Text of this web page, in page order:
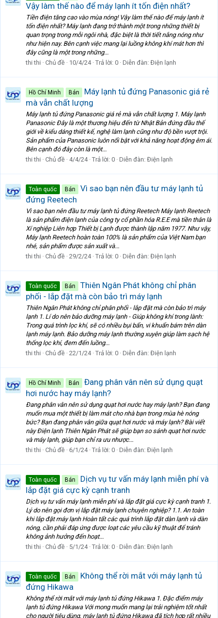
Vậy làm thế nào để máy lạnh ít tốn điện nhất?
Tiền điện tăng cao vào mùa nóng! Vậy làm thế nào để máy lạnh ít
tốn điện nhất? Máy lạnh đang trở thành một trong những thiết bị
quan trọng trong mỗi ngôi nhà, đặc biệt là thời tiết nắng nóng như
như hiện nay. Bên cạnh việc mang lại luồng không khí mát hơn thì
đây cũng là một trong những...
thi thi
Chủ đề 10/4/24 Trả lời: 0 Diễn đàn: Điện lạnh
Hồ Chí Minh Bán
Máy lạnh tủ đứng Panasonic giá rẻ
mà vẫn chất lượng
Máy lạnh tủ đứng Panasonic giá rẻ mà vẫn chất lượng 1. Máy lạnh
Panasonic Đây là một thương hiệu đến từ Nhật Bản đứng đầu thế
giới về kiểu dáng thiết kế, nghệ làm lạnh cũng như độ bền vượt trội.
Sản phẩm của Panasonic luôn nổi bật với khả năng hoạt động êm ái.
Bên cạnh đó đây còn là một...
thi thi
Chủ đề 4/4/24 Trả lời: 0 Diễn đàn: Điện lạnh
Toàn quốc Bán
Vì sao bạn nên đầu tư máy lạnh tủ
đứng Reetech
Vì sao bạn nên đầu tư máy lạnh tủ đứng Reetech Máy lạnh Reetech
là sản phẩm điện lạnh của công ty cổ phần hóa R.E.E mà tiền thân là
Xí nghiệp Liên hợp Thiết bị Lạnh được thành lập năm 1977. Như vậy,
Máy lạnh Reetech hoàn toàn 100% là sản phẩm của Việt Nam bạn
nhé, sản phẩm được sản xuất và...
thi thi
Chủ đề 29/2/24 Trả lời: 0 Diễn đàn: Điện lạnh
Toàn quốc Bán
Thiên Ngân Phát không chỉ phân
phối - lắp đặt mà còn bảo trì máy lạnh
Thiên Ngân Phát không chỉ phân phối - lắp đặt mà còn bảo trì máy
lạnh 1. Lí do nên bảo dưỡng máy lạnh - Giúp không khí trong lành:
Trong quá trình lọc khí, sẽ có nhiều bụi bẩn, vi khuẩn bám trên dàn
lạnh máy lạnh. Bảo dưỡng máy lạnh thường xuyên giúp làm sạch hệ
thống lọc khí, đem đến luồng...
thi thi
Chủ đề 22/1/24 Trả lời: 0 Diễn đàn: Điện lạnh
Hồ Chí Minh Bán
Đang phân vân nên sử dụng quạt
hơi nước hay máy lạnh?
Đang phân vân nên sử dụng quạt hơi nước hay máy lạnh? Bạn đang
muốn mua một thiết bị làm mát cho nhà bạn trong mùa hè nóng
bức? Bạn đang phân vân giữa quạt hơi nước và máy lạnh? Bài viết
này Điện lạnh Thiên Ngân Phát sẽ giúp bạn so sánh quạt hơi nước
và máy lạnh, giúp bạn chỉ ra ưu nhược...
thi thi
Chủ đề 6/1/24 Trả lời: 0 Diễn đàn: Điện lạnh
Toàn quốc Bán
Dịch vụ tư vấn máy lạnh miễn phí và
lắp đặt giá cực kỳ cạnh tranh
Dịch vụ tư vấn máy lạnh miễn phí và lắp đặt giá cực kỳ cạnh tranh 1.
Lý do nên gọi đơn vị lắp đặt máy lạnh chuyên nghiệp? 1.1. An toàn
khi lắp đặt máy lạnh Hoàn tất các quá trình lắp đặt dàn lạnh và dàn
nóng, cần phải đáp ứng được loạt các yêu cầu kỹ thuật để tránh
không ảnh hưởng đến hoạt...
thi thi
Chủ đề 5/1/24 Trả lời: 0 Diễn đàn: Điện lạnh
Toàn quốc Bán
Không thể rời mắt với máy lạnh tủ
đứng Hikawa
Không thể rời mắt với máy lạnh tủ đứng Hikawa 1. Đặc điểm máy
lạnh tủ đứng Hikawa Với mong muốn mang lại trải nghiệm tốt nhất
cho người tiêu dùng, máy lạnh tủ đứng Hikawa đã tích hợp rất nhiều